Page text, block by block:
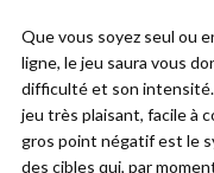
Que vous soyez seul ou
ligne, le jeu saura vous
difficulté et son intensité.
jeu très plaisant, facile à
gros point négatif est le
des cibles qui, par